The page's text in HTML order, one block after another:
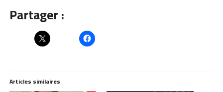
Partager :
Articles similaires